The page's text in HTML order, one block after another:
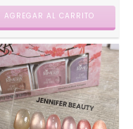
AGREGAR AL CARRITO